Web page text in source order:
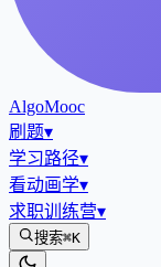
AlgoMooc
刷题▾
学习路径▾
看动画学▾
求职训练营▾
搜索⌘K